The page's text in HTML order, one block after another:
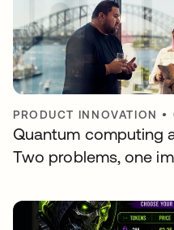
PRODUCT INNOVATION •
Quantum computing
Two problems, one